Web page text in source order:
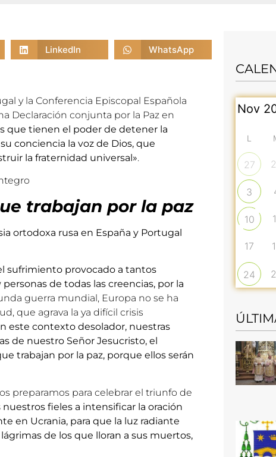
LinkedIn WhatsApp
y la Conferencia Episcopal Española
Declaración conjunta por la Paz en
que tienen el poder de detener la
conciencia la voz de Dios, que
la fraternidad universal».
trabajan por la paz
ortodoxa rusa en España y Portugal
sufrimiento provocado a tantos
de todas las creencias, por la
guerra mundial, Europa no se ha
que agrava la ya difícil crisis
este contexto desolador, nuestras
de nuestro Señor Jesucristo, el
trabajan por la paz, porque ellos serán
preparamos para celebrar el triunfo de
fieles a intensificar la oración
en Ucrania, para que la luz radiante
de los que lloran a sus muertos,
L
27
3
10
17
24